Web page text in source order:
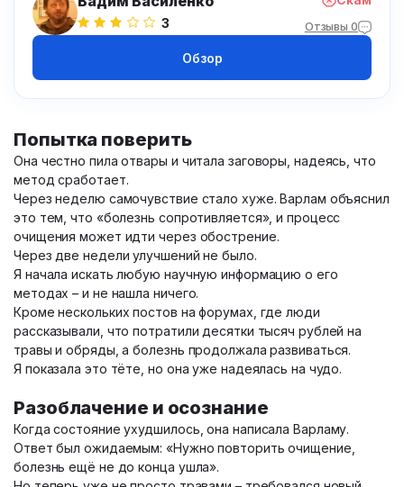
3 Отзывы 0
Обзор
Попытка поверить
Она честно пила отвары и читала заговоры, надеясь, что
метод сработает.
Через неделю самочувствие стало хуже. Варлам объяснил
это тем, что «болезнь сопротивляется», и процесс
очищения может идти через обострение.
Через две недели улучшений не было.
Я начала искать любую научную информацию о его
методах – и не нашла ничего.
Кроме нескольких постов на форумах, где люди
рассказывали, что потратили десятки тысяч рублей на
травы и обряды, а болезнь продолжала развиваться.
Я показала это тёте, но она уже надеялась на чудо.
Разоблачение и осознание
Когда состояние ухудшилось, она написала Варламу.
Ответ был ожидаемым: «Нужно повторить очищение,
болезнь ещё не до конца ушла».